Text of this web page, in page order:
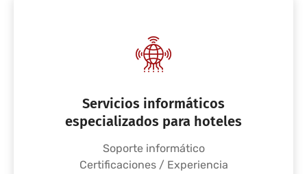
Servicios informáticos
especializados para hoteles
Soporte informático
Certificaciones / Experiencia